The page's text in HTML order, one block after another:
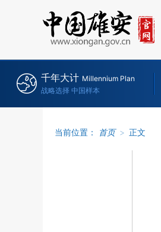
千年大计 Millennium Plan
战略选择 中国样本
当前位置： 首页 > 正文